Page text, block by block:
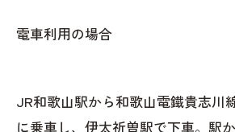
電車利用の場合
JR和歌山駅から和歌山電鐵貴志川
に乗車し、伊太祈曽駅で下車。駅